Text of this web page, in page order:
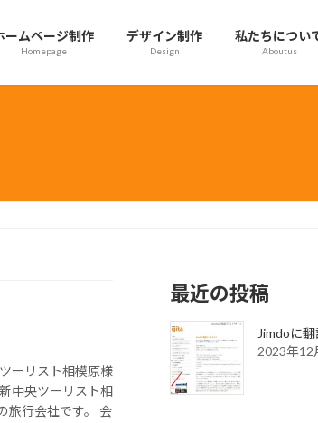
ームページ制作
Homepage
デザイン制作
Design
私たちについ
Aboutus
ーリスト相模原様
中央ツーリスト相
旅行会社です。 会
最近の投稿
Jimdoに
2023年12